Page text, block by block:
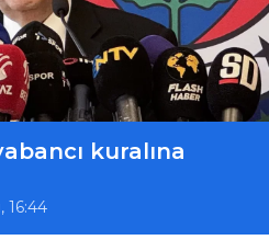
kuralına
16:44